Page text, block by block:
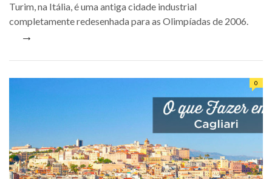
Turim, na Itália, é uma antiga cidade industrial
completamente redesenhada para as Olimpíadas de 2006.
→
0